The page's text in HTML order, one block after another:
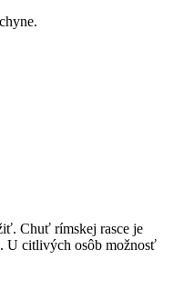
Chuť rímskej rasce je
U citlivých osôb možnosť